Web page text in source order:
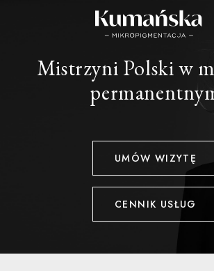
Mistrzyni Polski w
UMÓW WIZYTĘ
CENNIK USŁUG